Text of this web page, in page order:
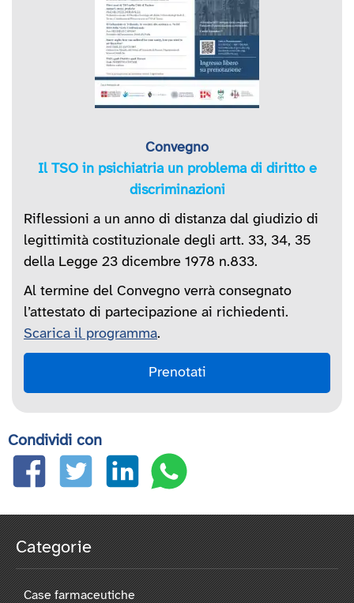
Convegno
Il TSO in psichiatria un problema di diritto e
discriminazioni
Riflessioni a un anno di distanza dal giudizio di
legittimità costituzionale degli artt. 33, 34, 35
della Legge 23 dicembre 1978 n.833.
Al termine del Convegno verrà consegnato
l’attestato di partecipazione ai richiedenti.
Scarica il programma.
Prenotati
Condividi con
Categorie
Case farmaceutiche